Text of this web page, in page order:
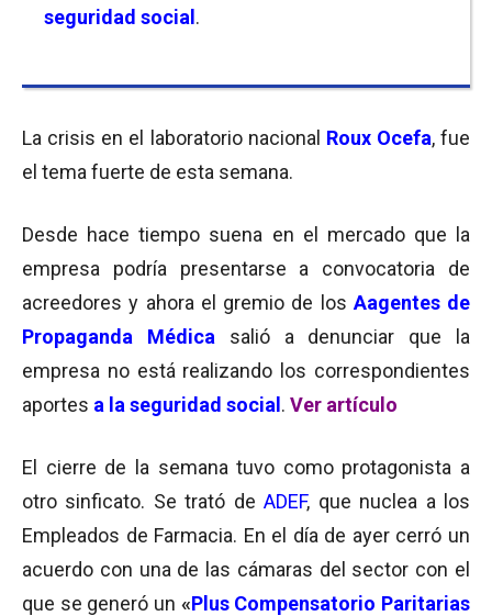
seguridad social .
La crisis en el laboratorio nacional Roux Ocefa, fue
el tema fuerte de esta semana.
Desde hace tiempo suena en el mercado que la
empresa podría presentarse a convocatoria de
acreedores y ahora el gremio de los Aagentes de
Propaganda Médica salió a denunciar que la
empresa no está realizando los correspondientes
aportes a la seguridad social . Ver artículo
El cierre de la semana tuvo como protagonista a
otro sinficato. Se trató deADEF, que nuclea a los
Empleados de Farmacia. En el día de ayer cerró un
acuerdo con una de las cámaras del sector con el
que se generó un «Plus Compensatorio Paritarias